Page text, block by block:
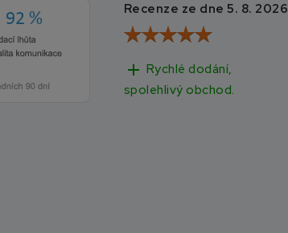
Recenze ze dne 5. 8. 2026
add Rychlé dodání,
spolehlivý obchod.